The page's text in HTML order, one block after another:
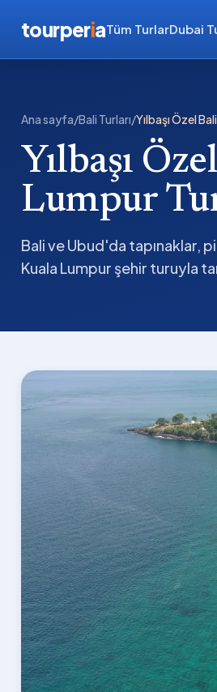
tourperiaTüm TurlarDubai
Ana sayfa/Bali Turları/Yılbaşı Özel
Yılbaşı
Lumpur
Bali ve Ubud'da tapınaklar,
Kuala Lumpur şehir turuyla